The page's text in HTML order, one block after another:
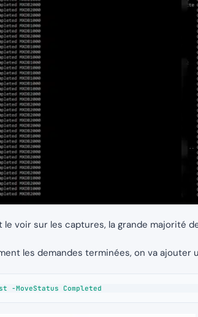
le voir sur les captures, la grande majorité
les demandes terminées, on va ajouter
-MoveStatus Completed